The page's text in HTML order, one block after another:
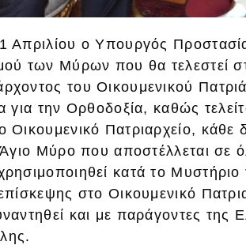
Απριλίου ο Υπουργός
των Μύρων που θα τελεστεί
του Οικουμενικού
για την Ορθοδοξία, καθώς
Πατριαρχείο, κάθε
Άγιο Μύρο που αποστέλλεται σε
κατά το Μυστήριο
στο Οικουμενικό
και με παράγοντες της